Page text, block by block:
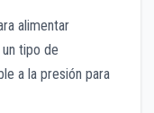
alimentar
tipo de
a la presión para